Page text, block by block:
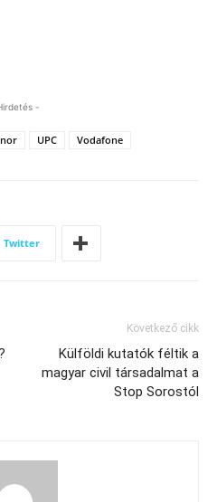
-
UPC Vodafone
Twitter
Következő cikk
Külföldi kutatók féltik a
magyar civil társadalmat a
Stop Sorostól